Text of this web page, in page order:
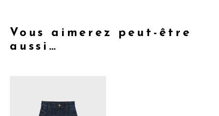
Vous aimerez peut-être
aussi…